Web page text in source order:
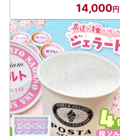
14,000